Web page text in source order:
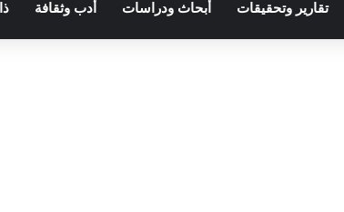
تقارير وتحقيقات أبحاث ودراسات أدب وثقافة